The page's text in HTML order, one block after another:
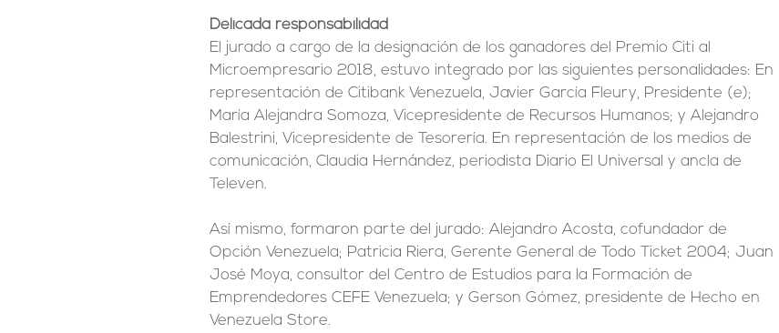
Delicada responsabilidad
El jurado a cargo de la designación de los ganadores del Premio Citi al
Microempresario 2018, estuvo integrado por las siguientes personalidades: En
representación de Citibank Venezuela, Javier García Fleury, Presidente (e);
María Alejandra Somoza, Vicepresidente de Recursos Humanos; y Alejandro
Balestrini, Vicepresidente de Tesorería. En representación de los medios de
comunicación, Claudia Hernández, periodista Diario El Universal y ancla de
Televen.
Así mismo, formaron parte del jurado: Alejandro Acosta, cofundador de
Opción Venezuela; Patricia Riera, Gerente General de Todo Ticket 2004; Juan
José Moya, consultor del Centro de Estudios para la Formación de
Emprendedores CEFE Venezuela; y Gerson Gómez, presidente de Hecho en
Venezuela Store.